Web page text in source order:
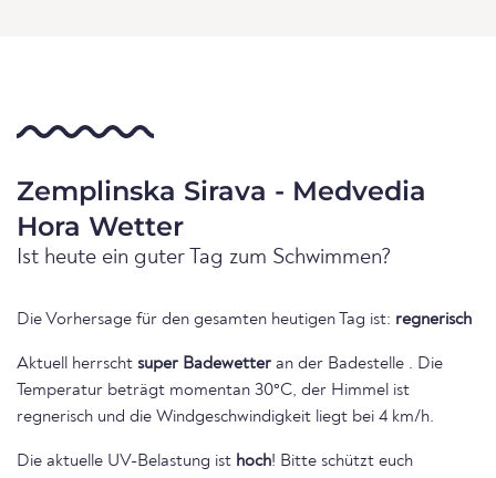
Zemplinska Sirava - Medvedia
Hora Wetter
Ist heute ein guter Tag zum Schwimmen?
Die Vorhersage für den gesamten heutigen Tag ist: regnerisch
Aktuell herrscht super Badewetter an der Badestelle . Die
Temperatur beträgt momentan 30°C, der Himmel ist
regnerisch und die Windgeschwindigkeit liegt bei 4 km/h.
Die aktuelle UV-Belastung ist hoch! Bitte schützt euch